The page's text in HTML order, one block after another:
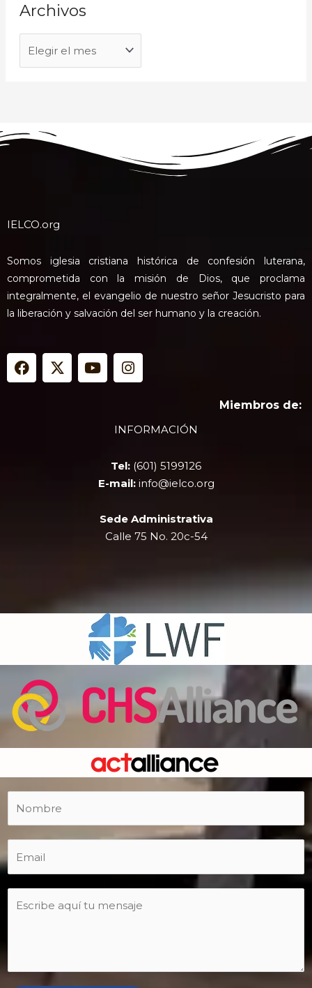
Archivos
IELCO.org
Somos iglesia cristiana histórica de confesión luterana,
comprometida con la misión de Dios, que proclama
integralmente, el evangelio de nuestro señor Jesucristo para
la liberación y salvación del ser humano y la creación.
F
a
X
-
Y
o
I
n
g
a
m
Miembros de:
INFORMACIÓN
Tel: (601) 5199126
E-mail:info@ielco.org
Sede Administrativa
Calle 75 No. 20c-54